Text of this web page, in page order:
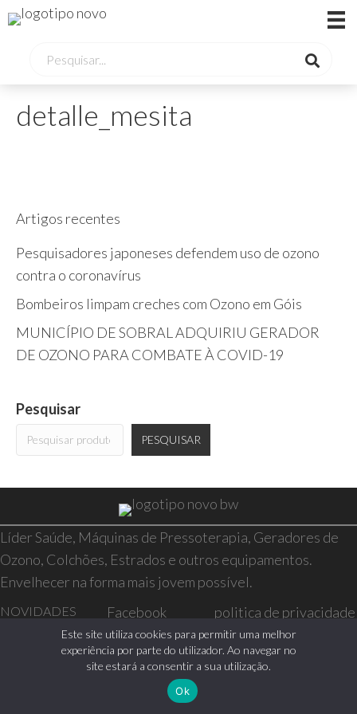
detalle_mesita
Artigos recentes
Pesquisadores japoneses defendem uso de ozono
contra o coronavírus
Bombeiros limpam creches com Ozono em Góis
MUNICÍPIO DE SOBRAL ADQUIRIU GERADOR
DE OZONO PARA COMBATE À COVID-19
Pesquisar
PESQUISAR
Líder Saúde, Máquinas de Pressoterapia, Geradores de
Ozono, Colchões, Estrados e outros equipamentos.
Envelhecer na forma mais jovem possível.
NOVIDADES
SAÚDE E BEM-
Facebook
Instagram
politica de privacidade
resolução de conflitos
livro de reclamações
Este site utiliza cookies para permitir uma melhor
experiência por parte do utilizador. Ao navegar no
site estará a consentir a sua utilização.
Ok